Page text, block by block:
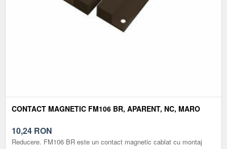
CONTACT MAGNETIC FM106 BR, APARENT, NC, MARO
10,24 RON
Reducere. FM106 BR este un contact magnetic cablat cu montaj